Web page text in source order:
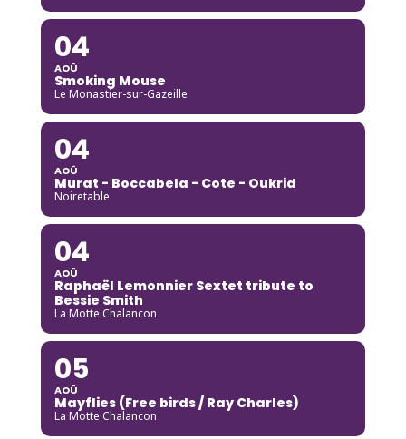
04
AOÛ
Smoking Mouse
Le Monastier-sur-Gazeille
04
AOÛ
Murat - Boccabela - Cote - Oukrid
Noiretable
04
AOÛ
Raphaël Lemonnier Sextet tribute to
Bessie Smith
La Motte Chalancon
05
AOÛ
Mayflies (Free birds / Ray Charles)
La Motte Chalancon